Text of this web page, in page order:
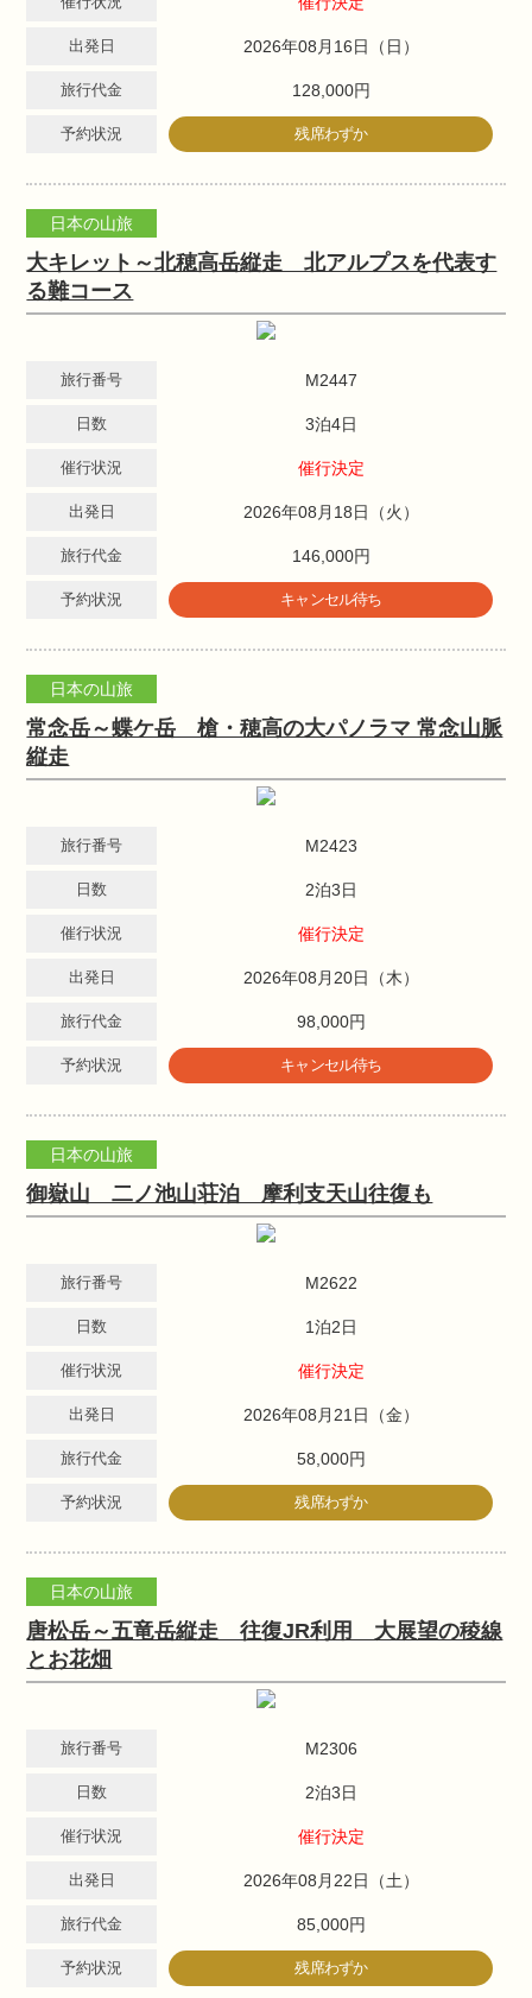
出発日 2026年08月16日（日）
旅行代金 128,000円
予約状況 残席わずか
日本の山旅
大キレット～北穂高岳縦走 北アルプスを代表す
る難コース
旅行番号 M2447
日数 3泊4日
催行状況 催行決定
出発日 2026年08月18日（火）
旅行代金 146,000円
予約状況 キャンセル待ち
日本の山旅
常念岳～蝶ケ岳 槍・穂高の大パノラマ 常念山脈
縦走
旅行番号 M2423
日数 2泊3日
催行状況 催行決定
出発日 2026年08月20日（木）
旅行代金 98,000円
予約状況 キャンセル待ち
日本の山旅
御嶽山 二ノ池山荘泊 摩利支天山往復も
旅行番号 M2622
日数 1泊2日
催行状況 催行決定
出発日 2026年08月21日（金）
旅行代金 58,000円
予約状況 残席わずか
日本の山旅
唐松岳～五竜岳縦走 往復JR利用 大展望の稜線
とお花畑
旅行番号 M2306
日数 2泊3日
催行状況 催行決定
出発日 2026年08月22日（土）
旅行代金 85,000円
予約状況 残席わずか